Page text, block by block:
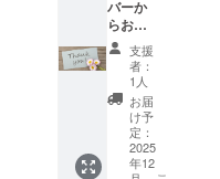
バーか
らお礼
のお手
紙を送
らせて
いただ
きま
す。
支援
者：
1人
お届
け予
定：
2025
年12